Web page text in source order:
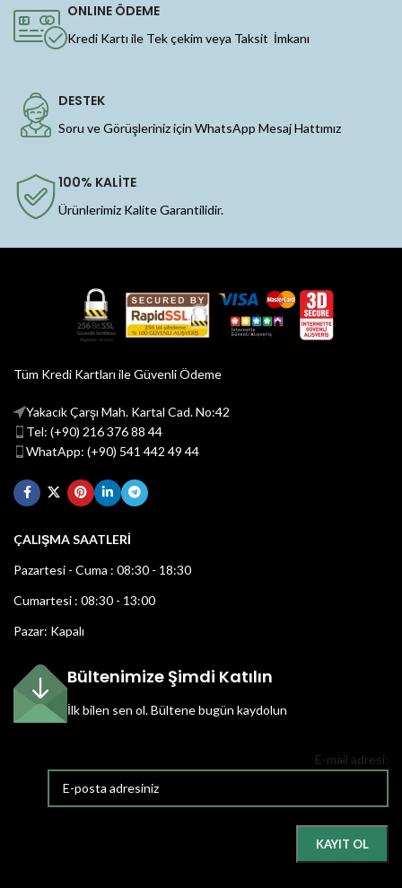
ONLINE ÖDEME
Kredi Kartı ile Tek çekim veya Taksit İmkanı
DESTEK
Soru ve Görüşleriniz için WhatsApp Mesaj Hattımız
100% KALİTE
Ürünlerimiz Kalite Garantilidir.
Tüm Kredi Kartları ile Güvenli Ödeme
Yakacık Çarşı Mah. Kartal Cad. No:42
Tel: (+90) 216 376 88 44
WhatApp: (+90) 541 442 49 44
ÇALIŞMA SAATLERİ
Pazartesi - Cuma : 08:30 - 18:30
Cumartesi : 08:30 - 13:00
Pazar: Kapalı
Bültenimize Şimdi Katılın
İlk bilen sen ol.Bültene bugün kaydolun
E-mail adresi: